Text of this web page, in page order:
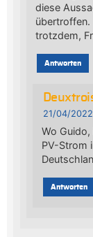
diese
übertroffen.
trotzdem,
Antworten
21/04/
Wo
PV-Strom
Antworten